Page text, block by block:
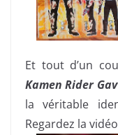
Et tout d’un
Kamen Rider
la véritable
Regardez la